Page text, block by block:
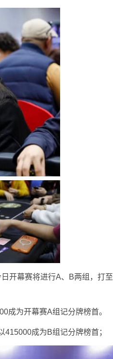
开幕赛将进行A、B两组，打至
成为开幕赛A组记分牌榜首。
成为B组记分牌榜首；